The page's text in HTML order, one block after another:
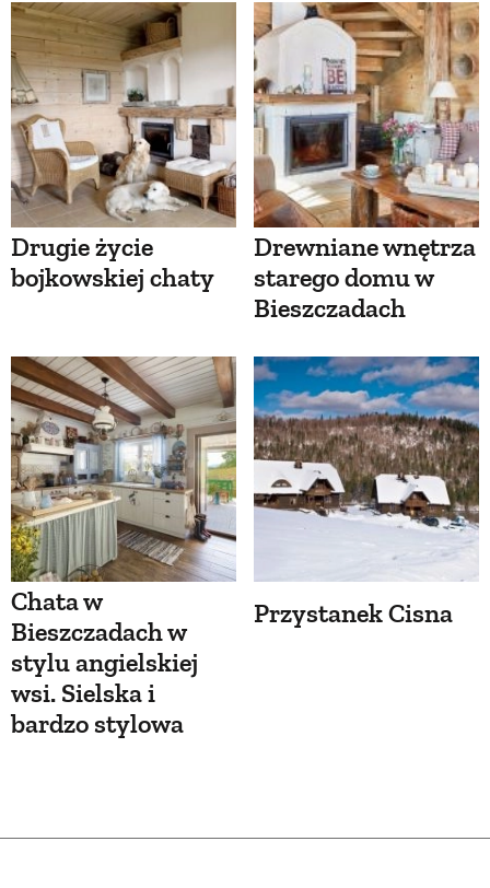
Drugie życie
bojkowskiej chaty
Drewniane wnętrza
starego domu w
Bieszczadach
Chata w
Bieszczadach w
stylu angielskiej
wsi. Sielska i
bardzo stylowa
Przystanek Cisna